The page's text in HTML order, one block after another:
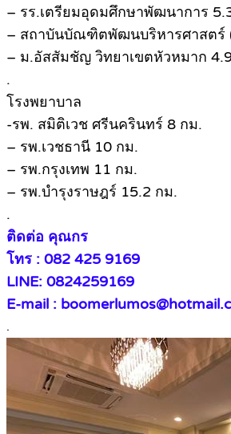
– รร.เตรียมอุดมศึกษาพัฒนาการ
– สถาบันบัณฑิตพัฒนบริหารศาสตร์
– ม.อัสสัมชัญ วิทยาเขตหัวหมาก
.
โรงพยาบาล
-รพ. สมิติเวช ศรีนครินทร์ 8 กม.
– รพ.เวชธานี 10 กม.
– รพ.กรุงเทพ 11 กม.
– รพ.บำรุงราษฎร์ 15.2 กม.
.
ติดต่อ คุณกร
โทร : 082 425 9169
LINE: 0824259169
E-mail :
.